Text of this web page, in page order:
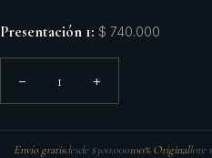
Presentación 1: $ 740.000
− 1 +
Envío gratisdesde $300.000100% Originallote